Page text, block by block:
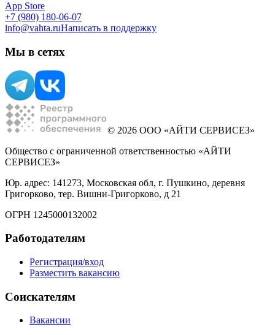
App Store
+7 (980) 180-06-07
info@vahta.ruНаписать в поддержку
Мы в сетях
© 2026 ООО «АЙТИ СЕРВИСЕЗ»
Общество с ограниченной ответственностью «АЙТИ
СЕРВИСЕЗ»
Юр. адрес: 141273, Московская обл, г. Пушкино, деревня
Григорково, тер. Вишни-Григорково, д 21
ОГРН 1245000132002
Работодателям
Регистрация/вход
Разместить вакансию
Соискателям
Вакансии